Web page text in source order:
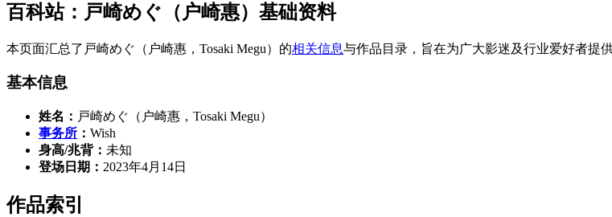
百科站：戸崎めぐ（户崎惠）基础资料
本页面汇总了戸崎めぐ（户崎惠，Tosaki Megu）的相关信息与作品目录，旨在为广大影迷及行业爱好者提
基本信息
姓名： 戸崎めぐ（户崎惠，Tosaki Megu）
事务所 ： Wish
身高/兆背： 未知
登场日期： 2023年4月14日
作品索引